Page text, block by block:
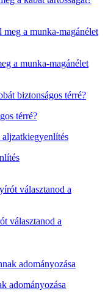
a munka-magánélet
térré?
választanod a
adományozása